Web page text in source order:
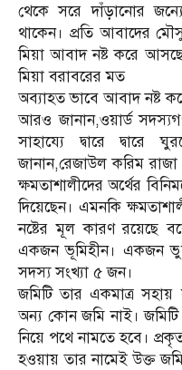
থেকে সরে দাঁড়ানোর
থাকেন। প্রতি আবাদের
মিয়া আবাদ নষ্ট করে
মিয়া বরাবরের মত
অব্যাহত ভাবে আবাদ
আরও জানান,ওয়ার্ড
সাহায্যে দ্বারে
জানান,রেজাউল করিম রাজা
ক্ষমতাশালীদের অর্থের
দিয়েছেন। এমনকি
নষ্টের মূল কারণ রয়েছে
একজন ভূমিহীন। একজন
সদস্য সংখ্যা ৫ জন।
জমিটি তার একমাত্র
অন্য কোন জমি নাই।
নিয়ে পথে নামতে হবে।
হওয়ায় তার নামেই উক্ত